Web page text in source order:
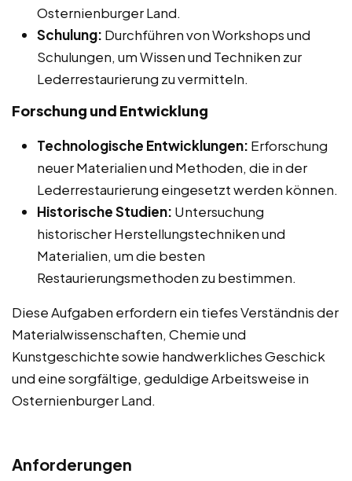
Osternienburger Land.
Schulung: Durchführen von Workshops und
Schulungen, um Wissen und Techniken zur
Lederrestaurierung zu vermitteln.
Forschung und Entwicklung
Technologische Entwicklungen: Erforschung
neuer Materialien und Methoden, die in der
Lederrestaurierung eingesetzt werden können.
Historische Studien: Untersuchung
historischer Herstellungstechniken und
Materialien, um die besten
Restaurierungsmethoden zu bestimmen.
Diese Aufgaben erfordern ein tiefes Verständnis der
Materialwissenschaften, Chemie und
Kunstgeschichte sowie handwerkliches Geschick
und eine sorgfältige, geduldige Arbeitsweise in
Osternienburger Land.
Anforderungen